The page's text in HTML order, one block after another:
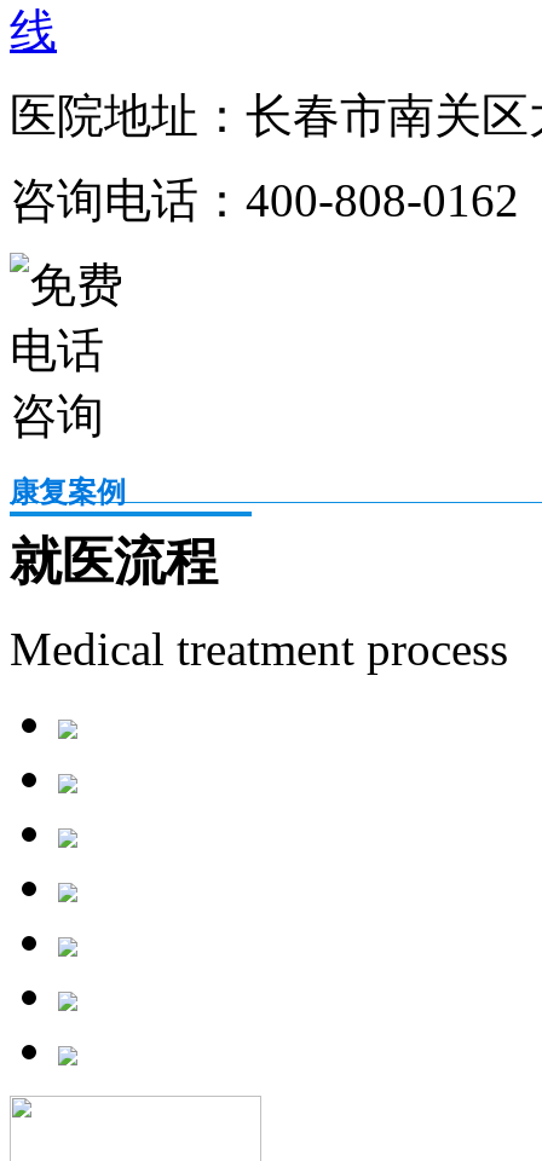
医院地址：长春市南关
咨询电话：400-808-0162
康复案例
就医流程
Medical treatment process